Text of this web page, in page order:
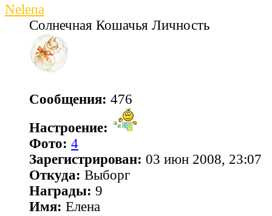
Nelena
Солнечная Кошачья Личность
Сообщения: 476
Настроение:
Фото: 4
Зарегистрирован: 03 июн 2008, 23:07
Откуда: Выборг
Награды: 9
Имя: Елена